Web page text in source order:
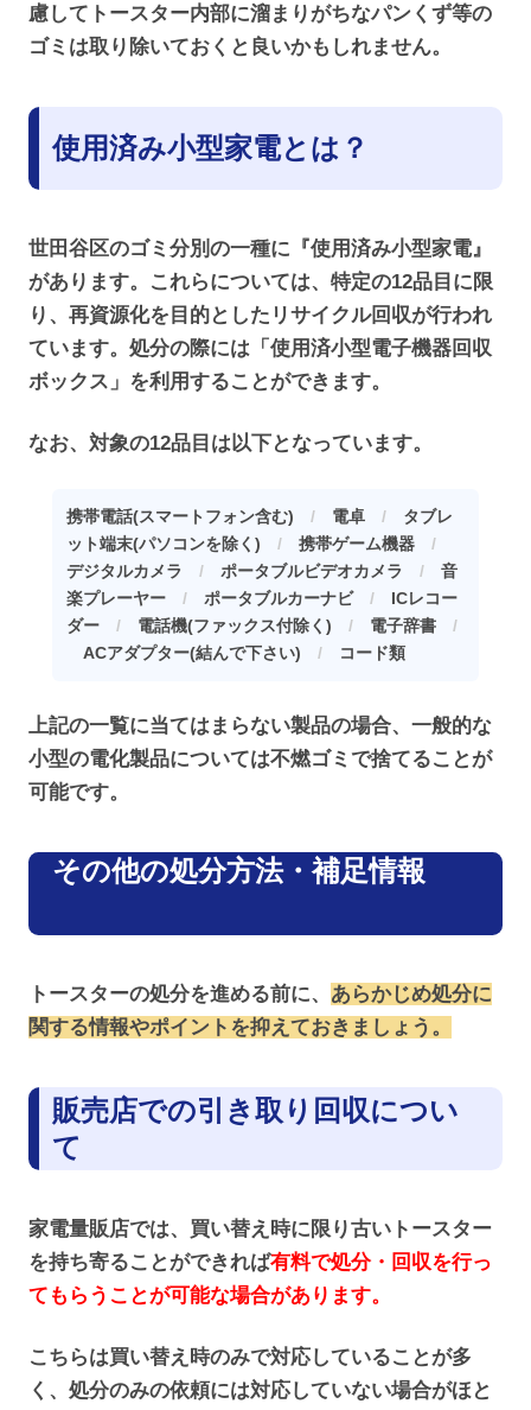
慮してトースター内部に溜まりがちなパンくず等の
ゴミは取り除いておくと良いかもしれません。
使用済み小型家電とは？
世田谷区のゴミ分別の一種に『使用済み小型家電』
があります。これらについては、特定の12品目に限
り、再資源化を目的としたリサイクル回収が行われ
ています。処分の際には「使用済小型電子機器回収
ボックス」を利用することができます。
なお、対象の12品目は以下となっています。
携帯電話(スマートフォン含む) / 電卓/ タブレ
ット端末(パソコンを除く) / 携帯ゲーム機器/
デジタルカメラ
/ ポータブルビデオカメラ / 音
楽プレーヤー/ ポータブルカーナビ/ ICレコー
ダー/ 電話機(ファックス付除く) / 電子辞書/
ACアダプター(結んで下さい) / コード類
上記の一覧に当てはまらない製品の場合、一般的な
小型の電化製品については不燃ゴミで捨てることが
可能です。
その他の処分方法・補足情報
トースターの処分を進める前に、 あらかじめ処分に
関する情報やポイントを抑えておきましょう。
販売店での引き取り回収につい
て
家電量販店では、買い替え時に限り古いトースター
を持ち寄ることができれば有料で処分・回収を行っ
てもらうことが可能な場合があります。
こちらは買い替え時のみで対応していることが多
く、処分のみの依頼には対応していない場合がほと